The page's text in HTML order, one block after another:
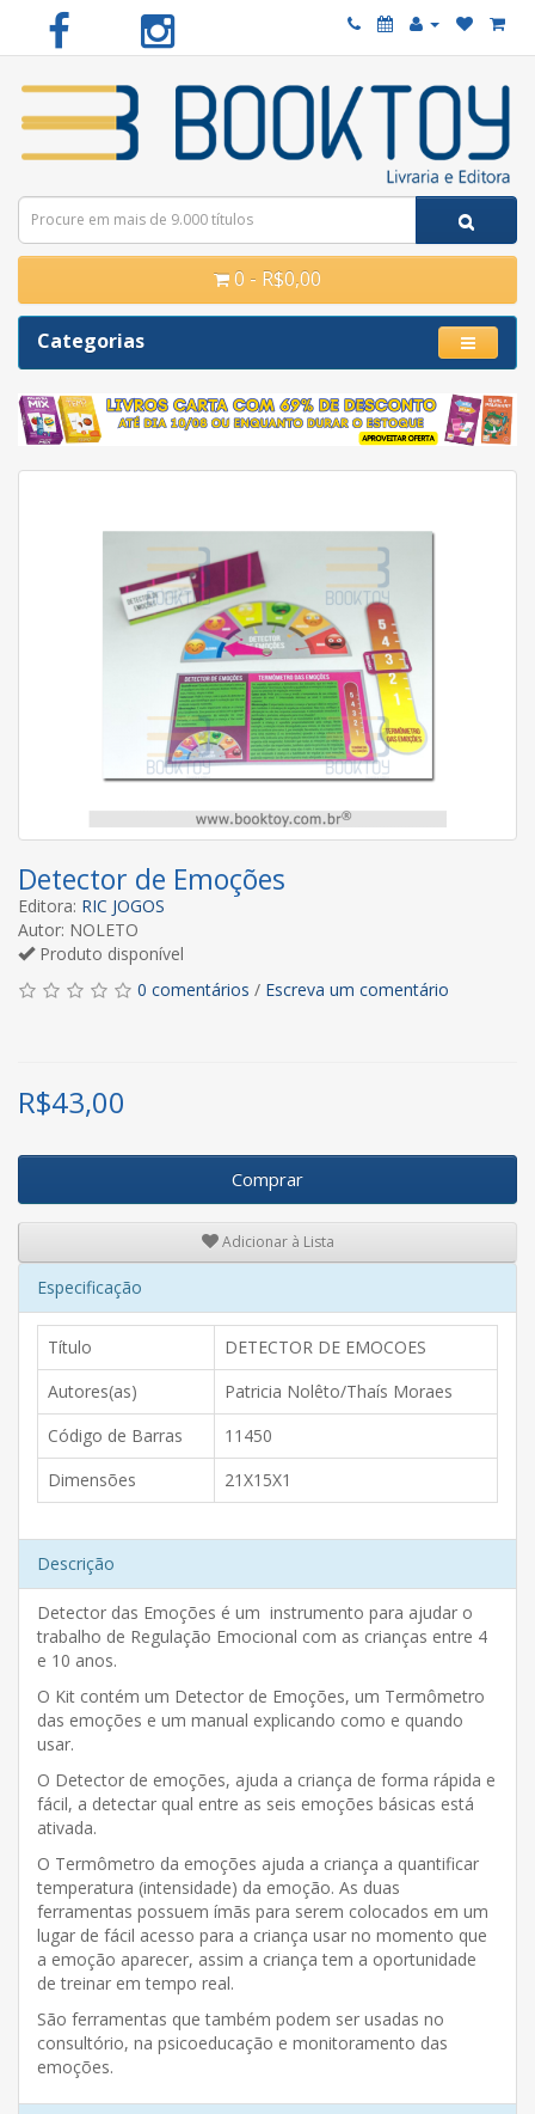
0 - R$0,00
Categorias
Detector de Emoções
Editora: RIC JOGOS
Autor: NOLETO
Produto disponível
0 comentários / Escreva um comentário
R$43,00
Comprar
Adicionar à Lista
Especificação
Título
DETECTOR DE EMOCOES
Autores(as)
Patricia Nolêto/Thaís Moraes
Código de Barras
11450
Dimensões
21X15X1
Descrição
Detector das Emoções é um instrumento para ajudar o
trabalho de Regulação Emocional com as crianças entre 4
e 10 anos.
O Kit contém um Detector de Emoções, um Termômetro
das emoções e um manual explicando como e quando
usar.
O Detector de emoções, ajuda a criança de forma rápida e
fácil, a detectar qual entre as seis emoções básicas está
ativada.
O Termômetro da emoções ajuda a criança a quantificar
temperatura (intensidade) da emoção. As duas
ferramentas possuem ímãs para serem colocados em um
lugar de fácil acesso para a criança usar no momento que
a emoção aparecer, assim a criança tem a oportunidade
de treinar em tempo real.
São ferramentas que também podem ser usadas no
consultório, na psicoeducação e monitoramento das
emoções.